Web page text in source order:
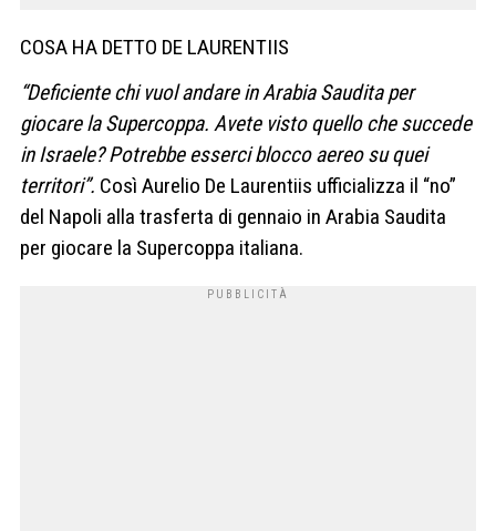
COSA HA DETTO DE LAURENTIIS
“Deficiente chi vuol andare in Arabia Saudita per
giocare la Supercoppa. Avete visto quello che succede
in Israele? Potrebbe esserci blocco aereo su quei
territori”. Così Aurelio De Laurentiis ufficializza il “no”
del Napoli alla trasferta di gennaio in Arabia Saudita
per giocare la Supercoppa italiana.